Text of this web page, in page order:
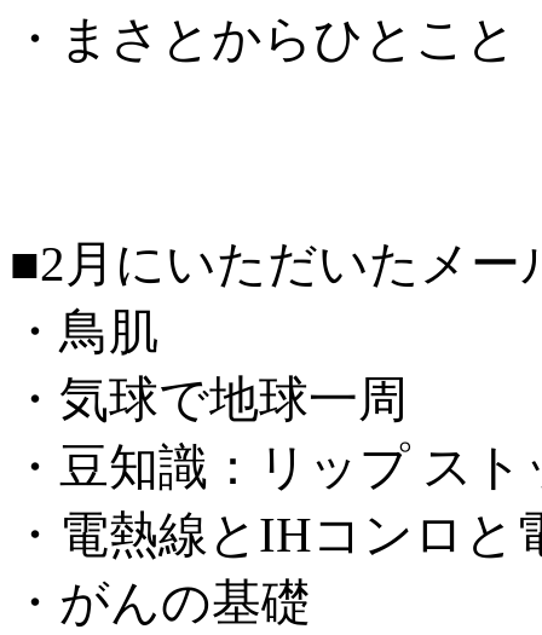
・まさとからひとこと
■2月にいただいたメー
・鳥肌
・気球で地球一周
・豆知識：リップ ス
・電熱線とIHコンロと
・がんの基礎